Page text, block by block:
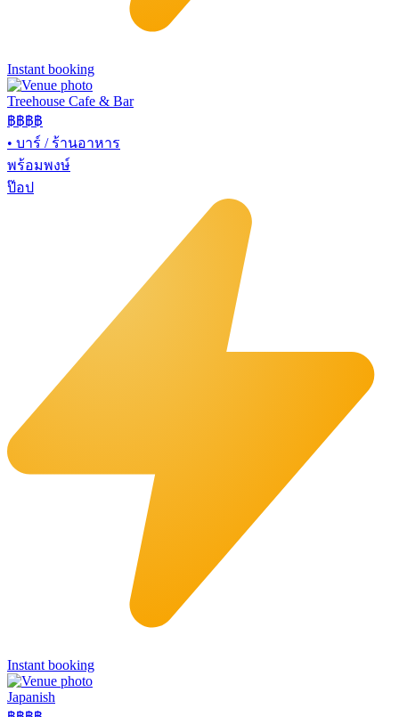
Instant booking
Treehouse Cafe & Bar
฿฿฿฿
• บาร์ / ร้านอาหาร
พร้อมพงษ์
ป๊อป
Instant booking
Japanish